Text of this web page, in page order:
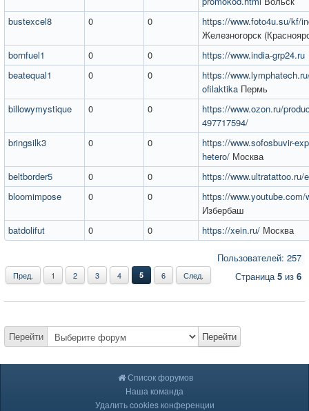
bustexcel8
0 0
https://www.foto4u.su/kf/
Железногорск
bornfuel1
0 0
https://www.india-grp24.ru
beatequal1
0 0
https://
ofilaktika Пермь
billowymystique
0 0
https://www.ozon.ru/
497717594/
bringsilk3
0 0
https://www.sofosbuvir-
hetero/ Москва
beltborder5
0 0
https://www.ultratattoo.ru/
bloomimpose
0 0
https://
Избербаш
batdolifut
0 0 https://xein.ru/ Москва
Пользователей: 257
Пред. 1 2 3 4 5 6 След. Страница5 из 6
Перейти Перейти
Список форумов
Наша команда
Удалить cookies конференции